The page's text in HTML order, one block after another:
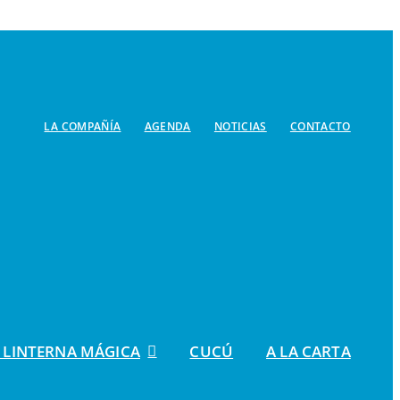
LA COMPAÑÍA AGENDA NOTICIAS CONTACTO
LINTERNA MÁGICA CUCÚ A LA CARTA